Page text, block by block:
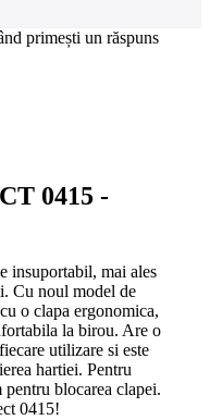
primești un răspuns
0415 -
insuportabil, mai ales
Cu noul model de
o clapa ergonomica,
la birou. Are o
utilizare si este
hartiei. Pentru
pentru blocarea clapei.
0415!